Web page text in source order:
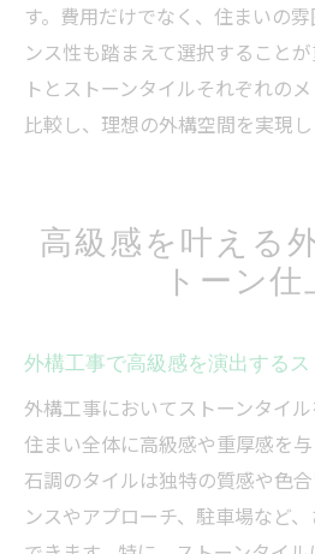
す。費用だけでなく、住まいの
ンス性も踏まえて選択すること
トとストーンタイルそれぞれの
比較し、理想の外構空間を実現し
高級感を叶える
トーン仕
外構工事で高級感を演出する
外構工事においてストーンタイル
住まい全体に高級感や重厚感を
石調のタイルは独特の質感や色
ンスやアプローチ、駐車場など